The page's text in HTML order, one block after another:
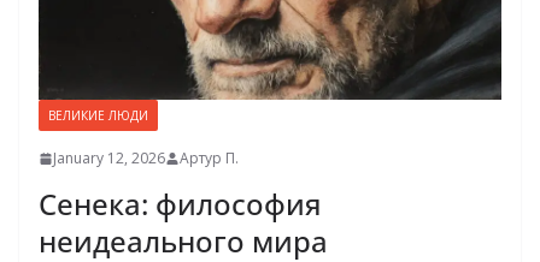
ВЕЛИКИЕ ЛЮДИ
January 12, 2026 Артур П.
Сенека: философия
неидеального мира